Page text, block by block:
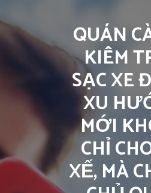
QUÁN
KIÊM
SẠC XE
XU
MỚI
CHỈ
XẾ, MÀ